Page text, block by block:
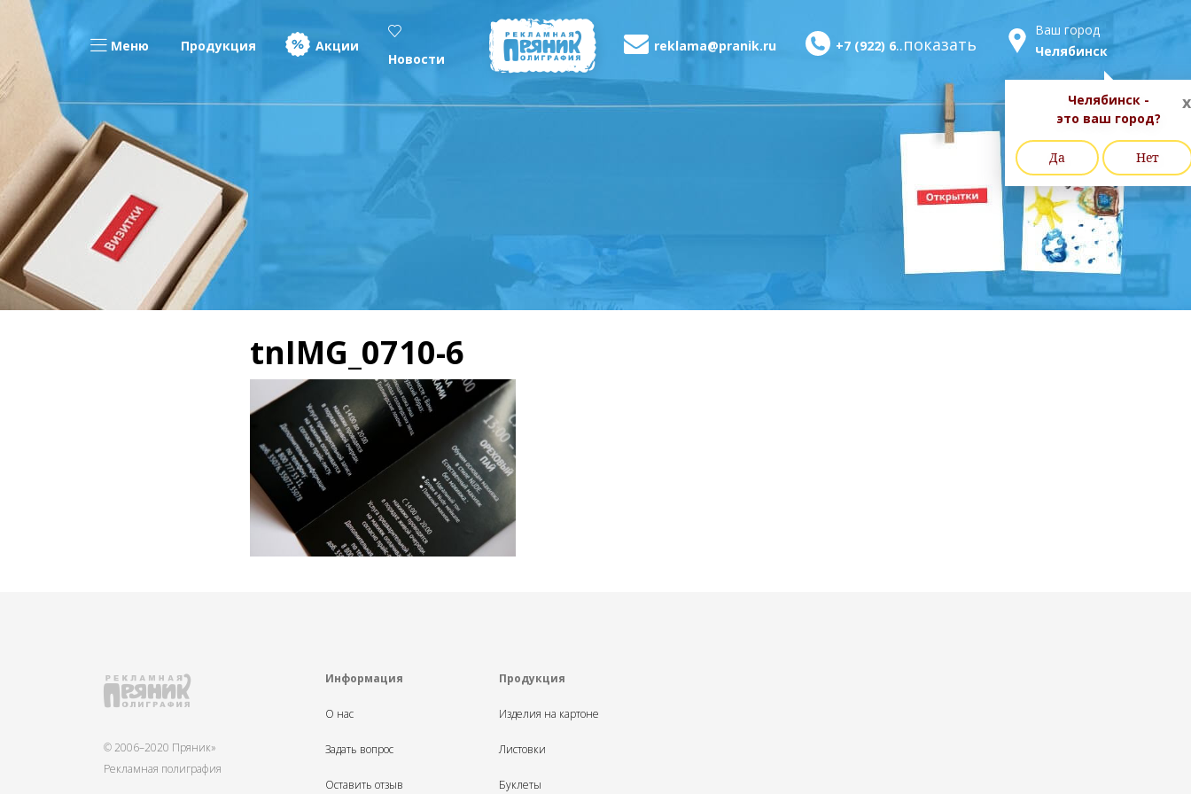
Меню Продукция
Акции
Новости
reklama@pranik.ru +7 (922) 6..показать
Ваш город
Челябинск
x
Челябинск -
это ваш город?
Да Нет
tnIMG_0710-6
© 2006–2020 Пряник»
Рекламная полиграфия
Информация
О нас
Задать вопрос
Оставить отзыв
Продукция
Изделия на картоне
Листовки
Буклеты